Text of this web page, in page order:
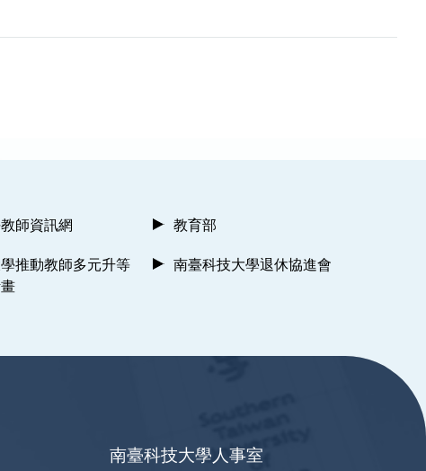
師資訊網
教育部
推動教師多元升等
南臺科技大學退休協進會
南臺科技大學人事室